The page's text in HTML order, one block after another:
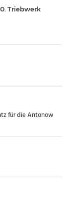
Triebwerk
für die Antonow